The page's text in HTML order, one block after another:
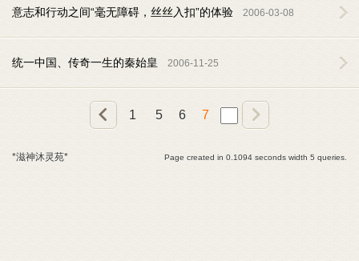
意志和行动之间“毫无障碍，丝丝入扣”的体验 2006-03-08
统一中国、传奇一生的秦始皇 2006-11-25
1 5 6 7
*滋神沐灵苑* Page created in 0.1094 seconds width 5 queries.